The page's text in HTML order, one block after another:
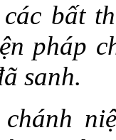
bất
pháp
sanh.